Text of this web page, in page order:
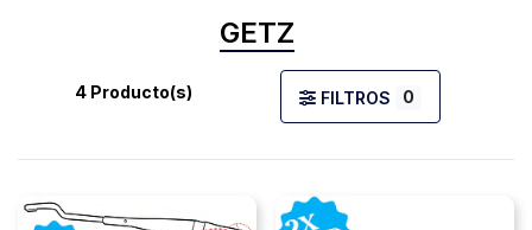
GETZ
4 Producto(s) FILTROS 0